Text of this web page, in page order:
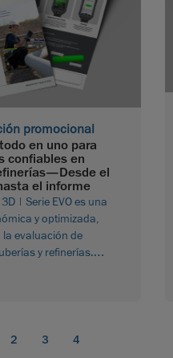
promocional
en uno para
confiables en
el
el informe
| Serie EVO es una
y optimizada,
evaluación de
y refinerías.
2 3 4